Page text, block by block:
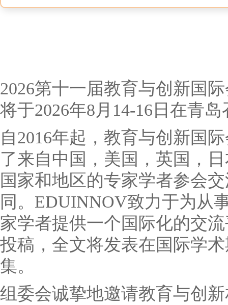
2026第十一届教育与创新国
将于2026年8月14-16日在青
自2016年起，教育与创新国
了来自中国，美国，英国，
国家和地区的专家学者参会
同。EDUINNOV致力于为从
家学者提供一个国际化的交
投稿，全文将发表在国际学
集。
组委会诚挚地邀请教育与创